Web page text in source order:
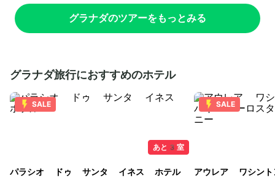
グラナダのツアーをもっとみる
グラナダ旅行におすすめのホテル
SALE
あと3室
パラシオ ドゥ サンタ イネス ホテル
SALE
アウレア ワシン